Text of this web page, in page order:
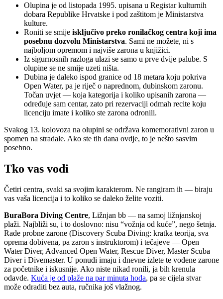
Olupina je od listopada 1995. upisana u Registar kulturnih
dobara Republike Hrvatske i pod zaštitom je Ministarstva
kulture.
Roniti se smije isključivo preko ronilačkog centra koji ima
posebnu dozvolu Ministarstva. Sami ne možete, ni s
najboljom opremom i najviše zarona u knjižici.
Iz sigurnosnih razloga ulazi se samo u prve dvije palube. S
olupine se ne smije uzeti ništa.
Dubina je daleko ispod granice od 18 metara koju pokriva
Open Water, pa je riječ o naprednom, dubinskom zaronu.
Točan uvjet — koja kategorija i koliko upisanih zarona —
određuje sam centar, zato pri rezervaciji odmah recite koju
licenciju imate i koliko ste zarona odronili.
Svakog 13. kolovoza na olupini se održava komemorativni zaron u
spomen na stradale. Ako ste tih dana ovdje, to je nešto sasvim
posebno.
Tko vas vodi
Četiri centra, svaki sa svojim karakterom. Ne rangiram ih — biraju
vas vaša licencija i to koliko se daleko želite voziti.
BuraBora Diving Centre, Ližnjan bb — na samoj ližnjanskoj
plaži. Najbliži su, i to doslovno: nisu “vožnja od kuće”, nego šetnja.
Rade probne zarone (Discovery Scuba Diving: kratka teorija, sva
oprema dobivena, pa zaron s instruktorom) i tečajeve — Open
Water Diver, Advanced Open Water, Rescue Diver, Master Scuba
Diver i Divemaster. U ponudi imaju i dnevne izlete te vođene zarone
za početnike i iskusnije. Ako niste nikad ronili, ja bih krenula
odavde. Kuća je od plaže na par minuta hoda, pa se cijela stvar
može odraditi bez auta, ručnika još vlažnog.